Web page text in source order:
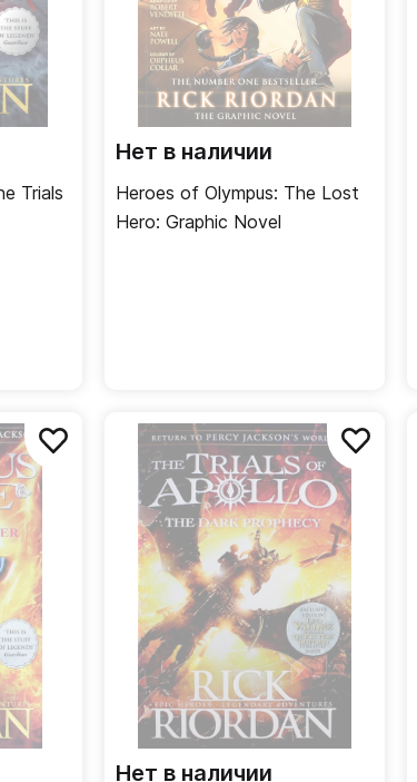
Trials
Нет в наличии
Heroes of Olympus: The Lost
Hero: Graphic Novel
Нет в наличии